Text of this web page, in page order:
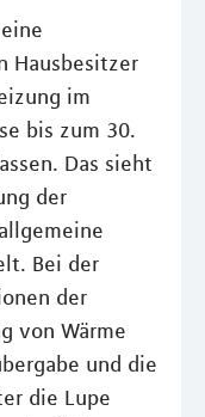
Hausbesitzer
im
bis zum 30.
Das sieht
der
Bei der
der
von Wärme
und die
die Lupe